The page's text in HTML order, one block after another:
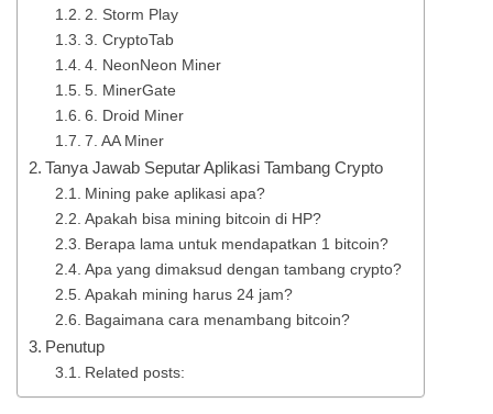
2. Storm Play
3. CryptoTab
4. NeonNeon Miner
5. MinerGate
6. Droid Miner
7. AA Miner
Tanya Jawab Seputar Aplikasi Tambang Crypto
Mining pake aplikasi apa?
Apakah bisa mining bitcoin di HP?
Berapa lama untuk mendapatkan 1 bitcoin?
Apa yang dimaksud dengan tambang crypto?
Apakah mining harus 24 jam?
Bagaimana cara menambang bitcoin?
Penutup
Related posts: